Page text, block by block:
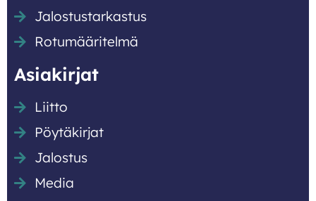
Jalostustarkastus
Rotumääritelmä
Asiakirjat
Liitto
Pöytäkirjat
Jalostus
Media